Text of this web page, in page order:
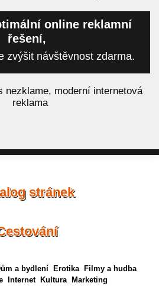
online reklamní
řešení,
zvýšit návštěvnost zdarma.
nezklame, moderní internetová
reklama
stránek
a bydlení Erotika
Filmy a hudba
Internet Kultura
Marketing